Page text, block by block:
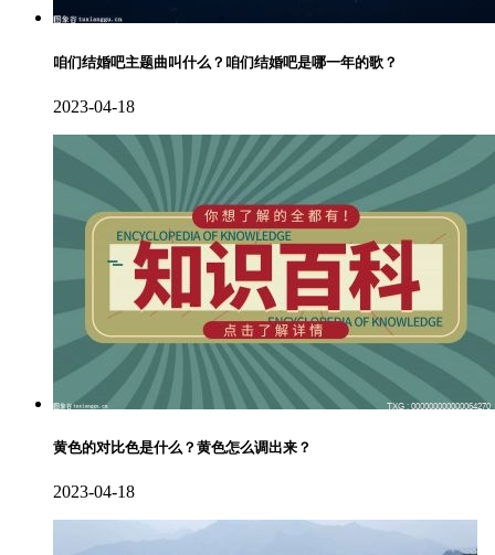
咱们结婚吧主题曲叫什么？咱们结婚吧是哪一年的歌？
2023-04-18
黄色的对比色是什么？黄色怎么调出来？
2023-04-18